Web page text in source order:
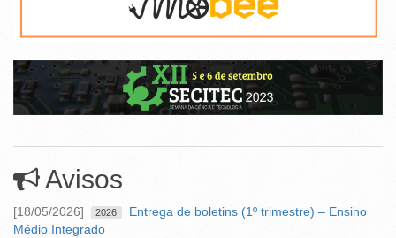
Avisos
[18/05/2026] 2026
Entrega de boletins (1º trimestre) – Ensino
Médio Integrado